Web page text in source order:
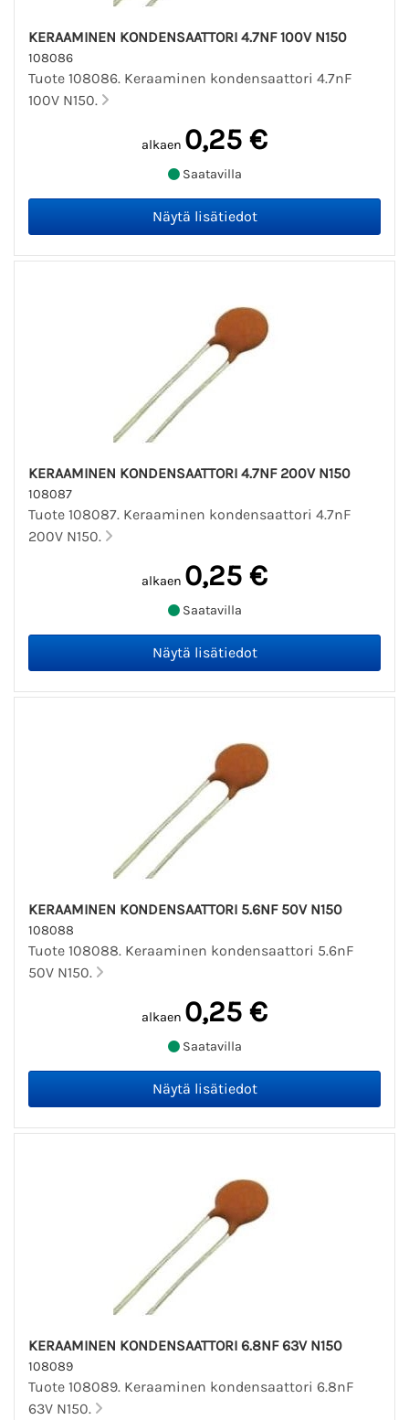
KERAAMINEN KONDENSAATTORI 4.7NF 100V N150
108086
Tuote 108086. Keraaminen kondensaattori 4.7nF
100V N150.
alkaen 0,25 €
Saatavilla
KERAAMINEN KONDENSAATTORI 4.7NF 200V N150
108087
Tuote 108087. Keraaminen kondensaattori 4.7nF
200V N150.
alkaen 0,25 €
Saatavilla
KERAAMINEN KONDENSAATTORI 5.6NF 50V N150
108088
Tuote 108088. Keraaminen kondensaattori 5.6nF
50V N150.
alkaen 0,25 €
Saatavilla
KERAAMINEN KONDENSAATTORI 6.8NF 63V N150
108089
Tuote 108089. Keraaminen kondensaattori 6.8nF
63V N150.